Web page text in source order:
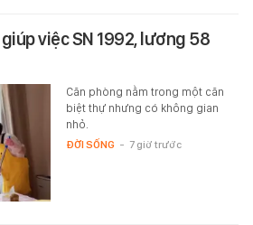
việc SN 1992, lương 58
Căn phòng nằm trong một căn
biệt thự nhưng có không gian
nhỏ.
ĐỜI SỐNG - 7 giờ trước